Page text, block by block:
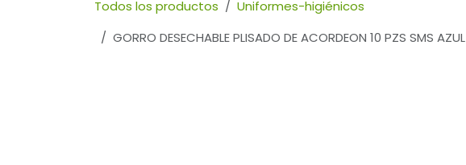
Todos los productos
Uniformes-higiénicos
GORRO DESECHABLE PLISADO DE ACORDEON 10 PZS SMS AZUL